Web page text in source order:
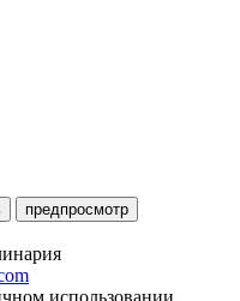
предпросмотр